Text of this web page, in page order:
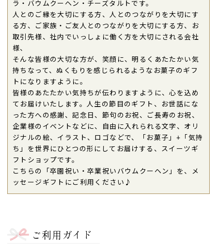
母様からご連絡頂きました。
贈答用に紙袋も入っていて有り難かったです。
ありがとうございました。（たなたな様）
ン(2個入り)
2020年03月26日
姪っ子の卒園のお祝いに送りました。
本当は直接お祝いに行き、卒園式にも出る予定だっ
たのですが、流行りのウイルスの関係で入場制限が
あり残念だな…と思っていました。
何かお祝いできるものはないかな？と探していたと
デザインも可愛く、文字も１４文字と長めに入れる
ことができたのが決め手でした♪
卒園式ギリギリに注文したのですが無事に卒園式前
に届けることができました。
ラ・バウムクーヘン・チーズタルトです。
人とのご縁を大切にする方、人とのつながりを大切にす
る方、ご家族・ご友人とのつながりを大切にする方、お
取引先様、社内でいっしょに働く方を大切にされる会社
様、
そんな皆様の大切な方が、笑顔に、明るくあたたかい気
持ちなって、ぬくもりを感じられるようなお菓子のギフ
トになりますように。
皆様のあたたかい気持ちが伝わりますように、心を込め
てお届けいたします。人生の節目のギフト、お世話にな
った方への感謝、記念日、節句のお祝、ご長寿のお祝、
企業様のイベントなどに、自由に入れられる文字、オリ
ジナルの絵、イラスト、ロゴなどで、「お菓子」+「気持
ち」を世界にひとつの形にしてお届けする、スイーツギ
フトショップです。
こちらの「卒園祝い・卒業祝いバウムクーヘン」を、メ
ッセージギフトにご利用ください♪
ご利用ガイド